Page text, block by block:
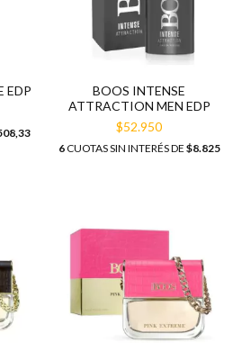
EDP
BOOS INTENSE
ATTRACTION MEN EDP
$52.950
6CUOTAS SIN INTERÉS DE $8.825